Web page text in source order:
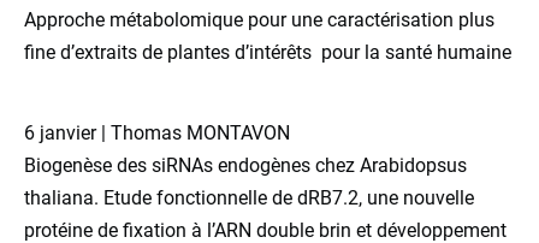
Approche métabolomique pour une caractérisation plus
fine d’extraits de plantes d’intérêts pour la santé humaine
6 janvier | Thomas MONTAVON
Biogenèse des siRNAs endogènes chez Arabidopsus
thaliana. Etude fonctionnelle de dRB7.2, une nouvelle
protéine de fixation à l’ARN double brin et développement